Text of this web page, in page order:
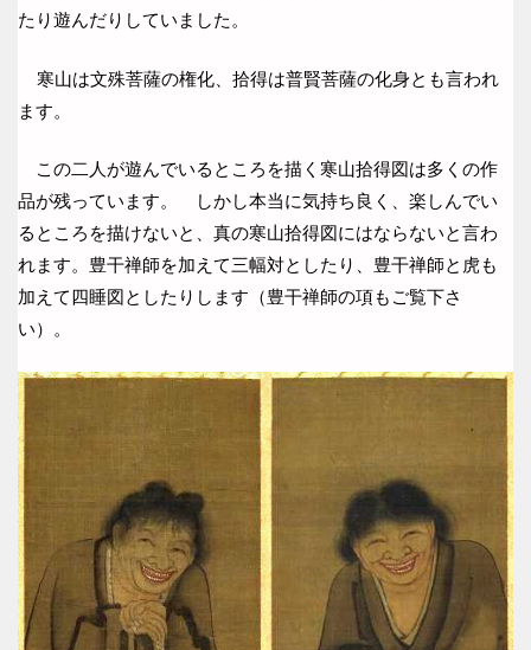
たり遊んだりしていました。
寒山は文殊菩薩の権化、拾得は普賢菩薩の化身とも言われ
ます。
この二人が遊んでいるところを描く寒山拾得図は多くの作
品が残っています。 しかし本当に気持ち良く、楽しんでい
るところを描けないと、真の寒山拾得図にはならないと言わ
れます。豊干禅師を加えて三幅対としたり、豊干禅師と虎も
加えて四睡図としたりします（豊干禅師の項もご覧下さ
い）。